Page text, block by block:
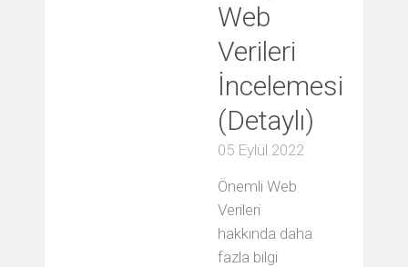
Web
Verileri
İncelemesi
(Detaylı)
05 Eylül 2022
Önemli Web
Verileri
hakkında daha
fazla bilgi